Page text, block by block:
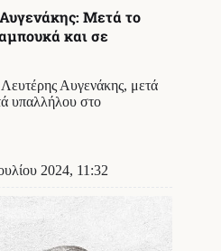
Μετά το
και σε
Αυγενάκης, μετά
υπαλλήλου στο
2024, 11:32